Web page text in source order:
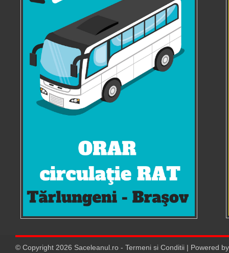
© Copyright 2026 Saceleanul.ro - Termeni si Conditii | Powered